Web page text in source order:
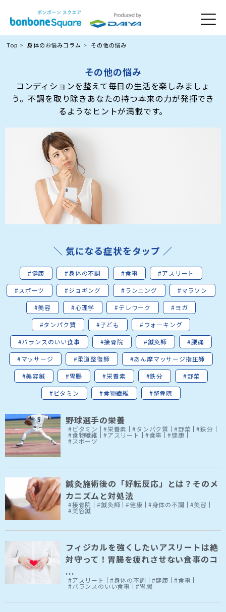
Top 身体のお悩みコラム その他の悩み
その他の悩み
コンディションを整えて毎日の生活を楽しみましょ
う。不調を取り除きあなたの持つ本来の力が発揮でき
るようなヒントが満載です。
＼ 気になる症状をタップ ／
#健康 #身体の不調 #食事
#アスリート
#スポーツ
#ジョギング #ランニング
#マラソン
#美容
#心理学 #テレワーク
#ヨガ
#タンパク質
#子ども
#ウォーキング
#バランスのいい食事
#接骨院 #鍼灸師
#腰痛
#マッサージ
#柔道整復師
#あん摩マッサージ指圧師
#美容鍼
#胃腸 #栄養素 #鉄分
#野菜
#ビタミン
#食物繊維 #整骨院
野球選手の栄養
#ビタミン #栄養素 #タンパク質 #野菜 #鉄分
#食物繊維 #アスリート #食事 #健康
#スポーツ
鍼灸施術後の「好転反応」とは？そのメ
カニズムと対処法
#接骨院 #鍼灸師 #健康 #身体の不調 #美容
#美容鍼
フィジカルを強くしたいアスリートは絶
対守って！胃腸を疲れさせない食事のコ
...
#アスリート #身体の不調 #健康 #食事
#バランスのいい食事 #胃腸